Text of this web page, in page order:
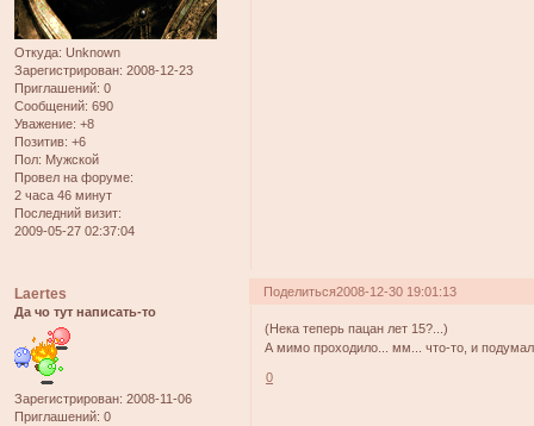
Откуда: Unknown
Зарегистрирован: 2008-12-23
Приглашений: 0
Сообщений: 690
Уважение: +8
Позитив: +6
Пол: Мужской
Провел на форуме:
2 часа 46 минут
Последний визит:
2009-05-27 02:37:04
Поделиться2008-12-30 19:01:13
Laertes
Да чо тут написать-то
Зарегистрирован: 2008-11-06
Приглашений: 0
(Нека теперь пацан лет 15?...)
А мимо проходило... мм... что-то, и
0